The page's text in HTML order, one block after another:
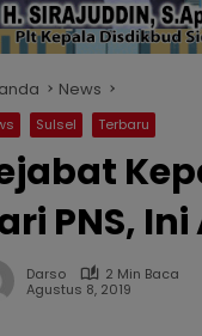
News
Sulsel Terbaru
PNS,
Darso
2 Min Baca
Agustus 8, 2019